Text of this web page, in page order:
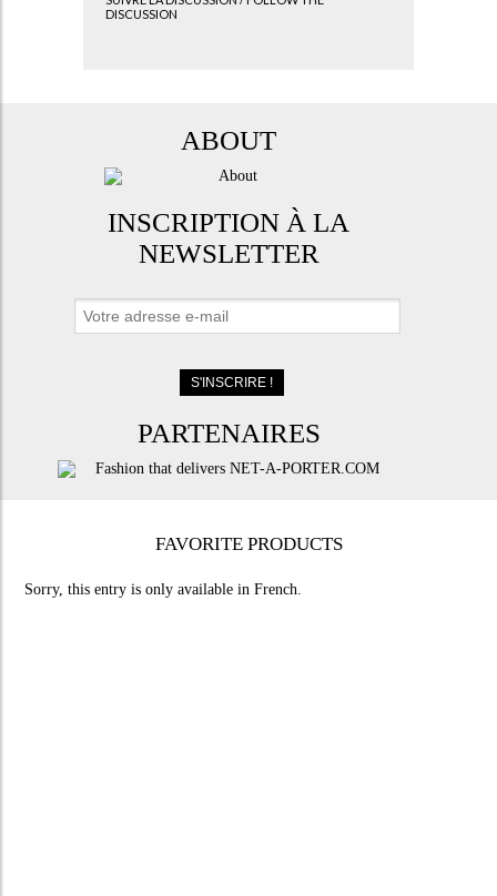
DISCUSSION
ABOUT
INSCRIPTION À LA
NEWSLETTER
PARTENAIRES
FAVORITE PRODUCTS
Sorry, this entry is only available inFrench.